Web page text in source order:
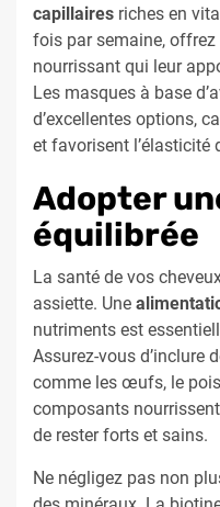
capillaires riches en
fois par semaine,
nourrissant qui leur
Les masques à base
d’excellentes options,
et favorisent l’élasticité
Adopter
équilibrée
La santé de vos
assiette. Une
nutriments est
Assurez-vous d’inclure
comme les œufs, le
composants
de rester forts et sains.
Ne négligez pas non